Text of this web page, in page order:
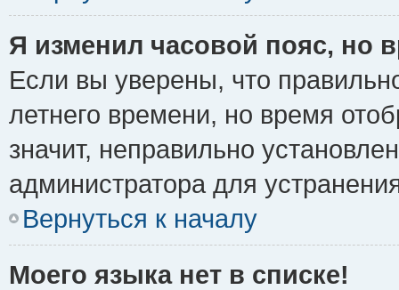
Я изменил часовой пояс, но
Если вы уверены, что
летнего времени, но время
значит, неправильно
администратора для
Вернуться к началу
Моего языка нет в списке!